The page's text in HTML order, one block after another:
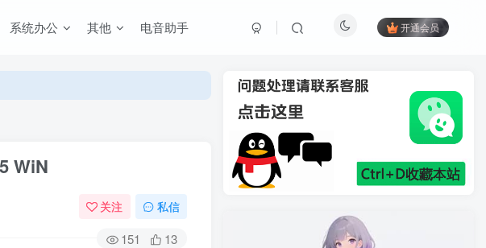
系统办公 其他 电音助手 开通会员
WiN
关注 私信
151 13